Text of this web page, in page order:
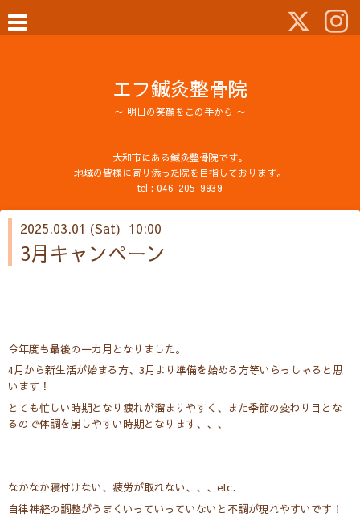
エフ鍼灸整骨院
〜 明日の笑顔をこの手から 〜
大和市にある鍼灸整骨院です。
地域の皆様に寄り添った院を目指しております。
tel : 046-205-9939
2025.03.01 (Sat) 10:00
3月キャンペーン
今年度も最後の一カ月となりました。
4月から新生活が始まる方、3月より準備を始める方等いらっしゃると思
います！
とても忙しい時期となり疲れが溜まりやすく、また季節の変わり目とな
るので体調を崩しやすい時期となります、、、
なかなか寝付けない、疲労が取れない、、、etc.
自律神経の調整がうまくいっていっていないと不調が現れやすいです！